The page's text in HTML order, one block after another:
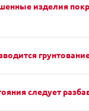
изделия
следует